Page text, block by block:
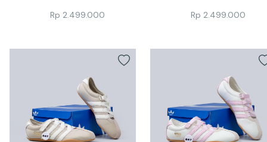
Rp 2.499.000
Rp 2.499.000